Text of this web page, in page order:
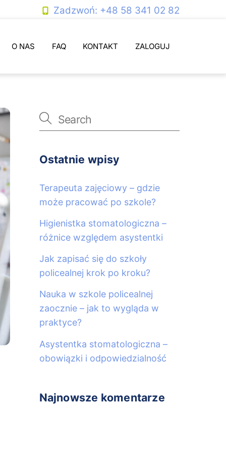
Zadzwoń: +48 58 341 02 82
O NAS FAQ KONTAKT ZALOGUJ
Ostatnie wpisy
Terapeuta zajęciowy – gdzie
może pracować po szkole?
Higienistka stomatologiczna –
różnice względem asystentki
Jak zapisać się do szkoły
policealnej krok po kroku?
Nauka w szkole policealnej
zaocznie – jak to wygląda w
praktyce?
Asystentka stomatologiczna –
obowiązki i odpowiedzialność
Najnowsze komentarze